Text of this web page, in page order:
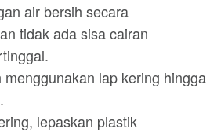
air bersih secara
tidak ada sisa cairan
lap kering hingga
lepaskan plastik